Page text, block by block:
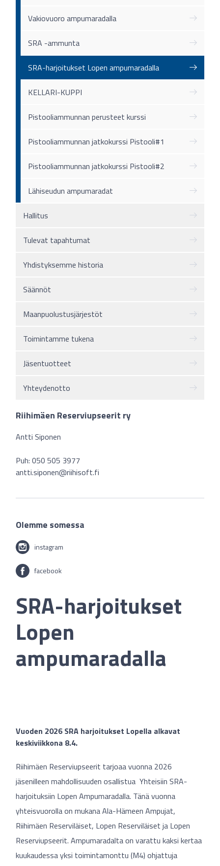
Vakiovuoro ampumaradalla
SRA -ammunta
SRA-harjoitukset Lopen ampumaradalla
KELLARI-KUPPI
Pistooliammunnan perusteet kurssi
Pistooliammunnan jatkokurssi Pistooli#1
Pistooliammunnan jatkokurssi Pistooli#2
Lähiseudun ampumaradat
Hallitus
Tulevat tapahtumat
Yhdistyksemme historia
Säännöt
Maanpuolustusjärjestöt
Toimintamme tukena
Jäsentuotteet
Yhteydenotto
Riihimäen Reserviupseerit ry
Antti Siponen
Puh: 050 505 3977‬
antti.siponen@riihisoft.fi
Olemme somessa
instagram
facebook
SRA-harjoitukset
Lopen
ampumaradalla
Vuoden 2026 SRA harjoitukset Lopella alkavat
keskiviikkona 8.4.
Riihimäen Reserviupseerit tarjoaa vuonna 2026
jäsenilleen mahdollisuuden osallistua Yhteisiin SRA-
harjoituksiin Lopen Ampumaradalla. Tänä vuonna
yhteisvuorolla on mukana Ala-Hämeen Ampujat,
Riihimäen Reserviläiset, Lopen Reserviläiset ja Lopen
Reserviupseerit. Ampumaradalta on varattu kaksi kertaa
kuukaudessa yksi toimintamonttu (M4) ohjattuja